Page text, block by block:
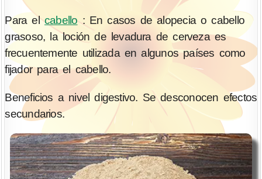
Para elcabello: En casos de alopecia o cabello
grasoso, la loción de levadura de cerveza es
frecuentemente utilizada en algunos países como
fijador para el cabello.
Beneficios a nivel digestivo. Se desconocen efectos
secundarios.